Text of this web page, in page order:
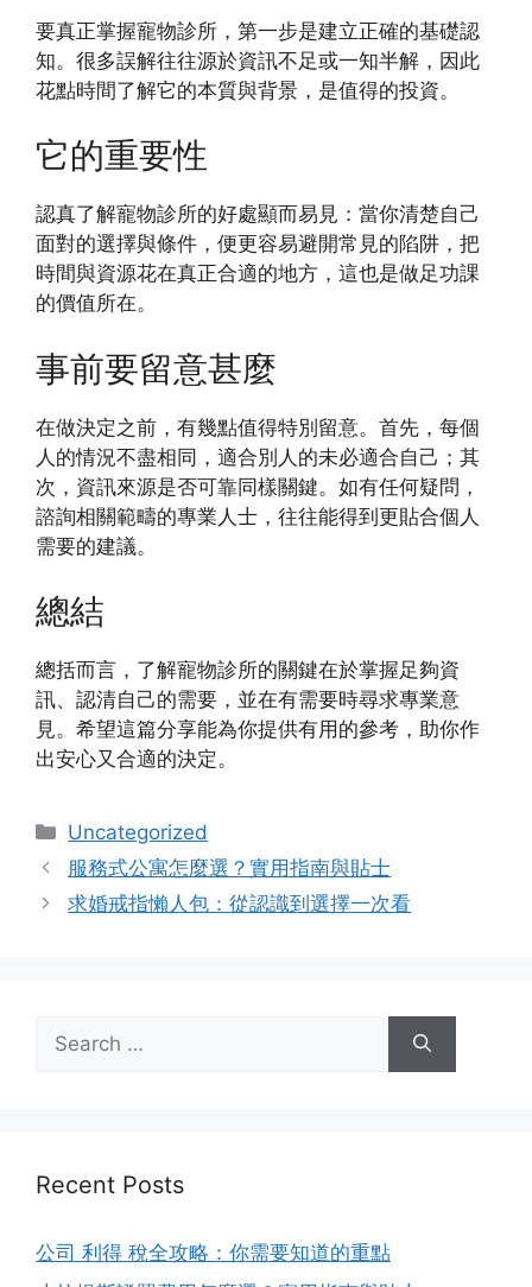
要真正掌握寵物診所，第一步是建立正確的基礎認
知。很多誤解往往源於資訊不足或一知半解，因此
花點時間了解它的本質與背景，是值得的投資。
它的重要性
認真了解寵物診所的好處顯而易見：當你清楚自己
面對的選擇與條件，便更容易避開常見的陷阱，把
時間與資源花在真正合適的地方，這也是做足功課
的價值所在。
事前要留意甚麼
在做決定之前，有幾點值得特別留意。首先，每個
人的情況不盡相同，適合別人的未必適合自己；其
次，資訊來源是否可靠同樣關鍵。如有任何疑問，
諮詢相關範疇的專業人士，往往能得到更貼合個人
需要的建議。
總結
總括而言，了解寵物診所的關鍵在於掌握足夠資
訊、認清自己的需要，並在有需要時尋求專業意
見。希望這篇分享能為你提供有用的參考，助你作
出安心又合適的決定。
Categories
Uncategorized
服務式公寓怎麼選？實用指南與貼士
求婚戒指懶人包：從認識到選擇一次看
Search
for:
Recent Posts
公司 利得 稅全攻略：你需要知道的重點